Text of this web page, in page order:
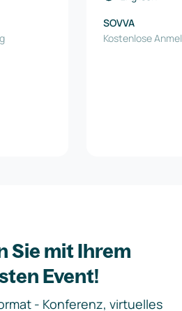
SOVVA
Kostenlose
Sie mit Ihrem
Event!
- Konferenz, virtuelles